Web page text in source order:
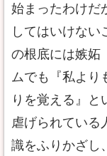
始まったわけだ
してはいけない
の根底には嫉妬
ムでも『私より
りを覚える』と
虐げられている
識をふりかざし